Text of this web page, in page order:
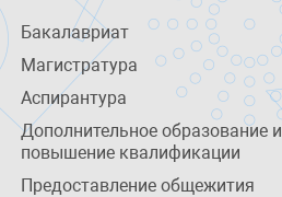
Бакалавриат
Магистратура
Аспирантура
Дополнительное образование и
повышение квалификации
Предоставление общежития